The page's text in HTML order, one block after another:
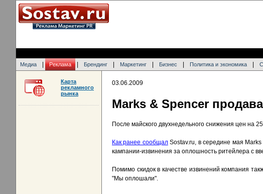
Медиа Реклама Брендинг Маркетинг Бизнес Политика и экономика
03.06.2009
Marks & Spencer
После майского двухнедельного снижения цен на
Как ранее сообщалSostav.ru, в середине мая
кампании-извинения за оплошность ритейлера с
Помимо скидок в качестве извинений компания
"Мы оплошали".
Карта
рекламного
рынка